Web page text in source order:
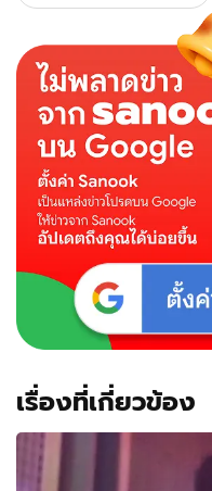
เรื่องที่เกี่ยวข้อง